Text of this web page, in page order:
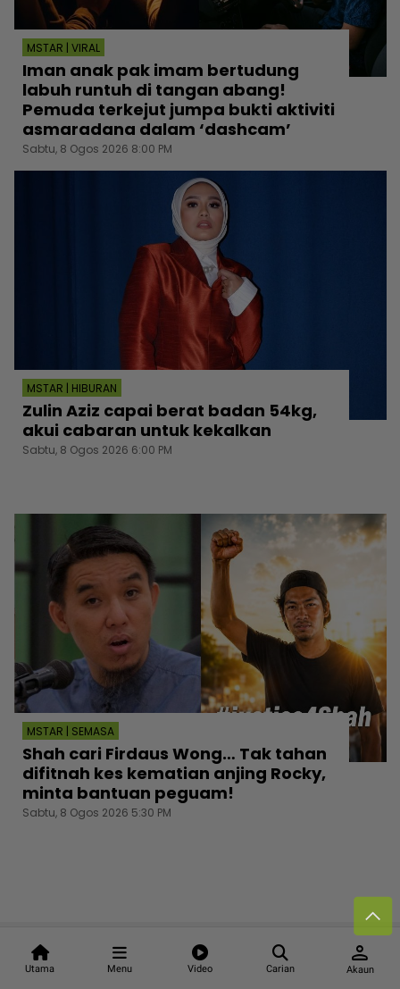
Utama Menu Video Carian
person
Akaun
MSTAR | VIRAL
Iman anak pak imam bertudung
labuh runtuh di tangan abang!
Pemuda terkejut jumpa bukti aktiviti
asmaradana dalam ‘dashcam’
Sabtu, 8 Ogos 2026 8:00 PM
MSTAR | HIBURAN
Zulin Aziz capai berat badan 54kg,
akui cabaran untuk kekalkan
Sabtu, 8 Ogos 2026 6:00 PM
MSTAR | SEMASA
Shah cari Firdaus Wong… Tak tahan
difitnah kes kematian anjing Rocky,
minta bantuan peguam!
Sabtu, 8 Ogos 2026 5:30 PM
Follow media sosial kami